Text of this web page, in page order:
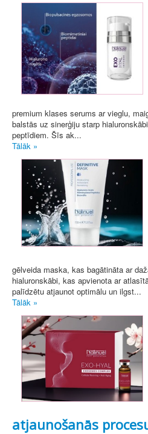
premium klases serums ar vieglu,
balstās uz sinerģiju starp
peptīdiem. Šīs ak...
Tālāk »
gēlveida maska, kas bagātināta ar
hialuronskābi, kas apvienota ar
palīdzētu atjaunot optimālu un ilgst...
Tālāk »
atjaunošanās